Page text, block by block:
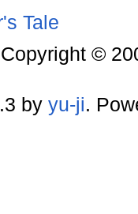
Tale
©
by yu-ji.